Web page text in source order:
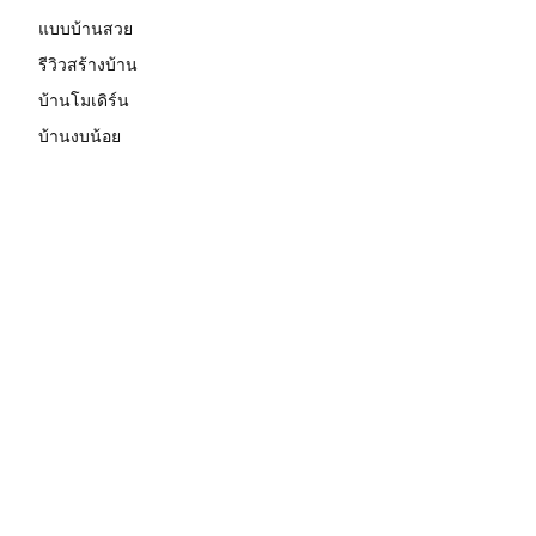
แบบบ้านสวย
รีวิวสร้างบ้าน
บ้านโมเดิร์น
บ้านงบน้อย